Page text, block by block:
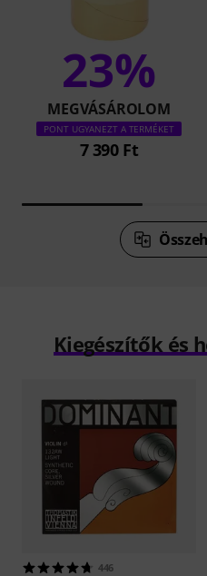
23%
MEGVÁSÁROLOM
PONT UGYANEZT A TERMÉKET
7 390 Ft
Kiegészítők és
446